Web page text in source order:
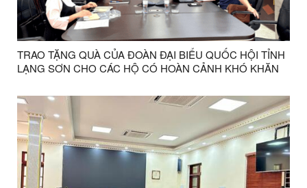
TRAO TẶNG QUÀ CỦA ĐOÀN ĐẠI BIỂU QUỐC HỘI TỈNH
LẠNG SƠN CHO CÁC HỘ CÓ HOÀN CẢNH KHÓ KHĂN